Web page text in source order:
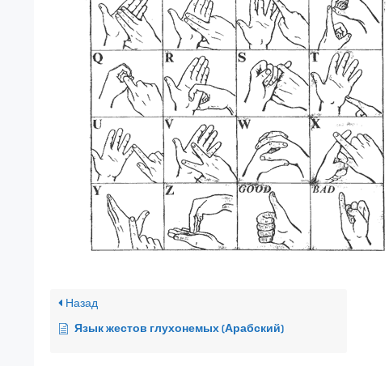
Назад
Язык жестов глухонемых (Арабский)